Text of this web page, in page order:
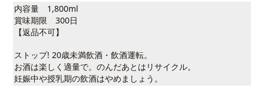
内容量 1,800ml
賞味期限 300日
【返品不可】
ストップ! 20歳未満飲酒・飲酒運転。
お酒は楽しく適量で。のんだあとはリサイクル。
妊娠中や授乳期の飲酒はやめましょう。